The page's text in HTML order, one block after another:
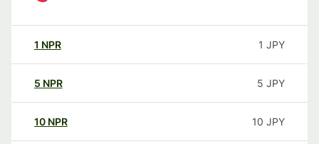
1 NPR 1 JPY
5 NPR 5 JPY
10 NPR 10 JPY